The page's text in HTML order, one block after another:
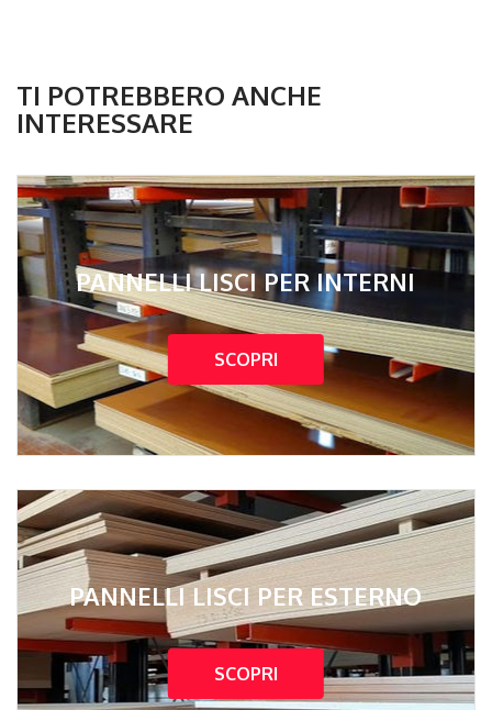
TI POTREBBERO ANCHE
INTERESSARE
PANNELLI LISCI PER INTERNI
SCOPRI
PANNELLI LISCI PER ESTERNO
SCOPRI